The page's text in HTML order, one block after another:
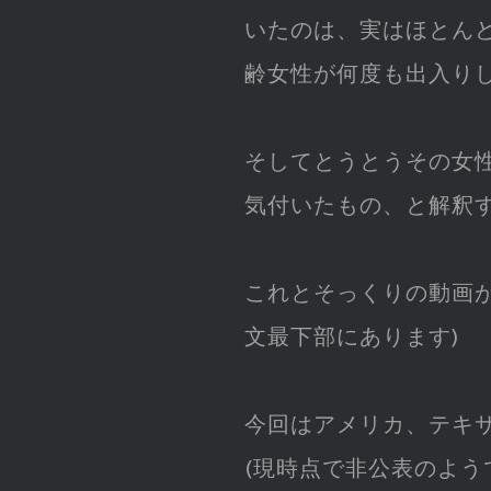
いたのは、実はほとん
齢女性が何度も出入り
そしてとうとうその女
気付いたもの、と解釈
これとそっくりの動画
文最下部にあります)
今回はアメリカ、テキ
(現時点で非公表のよ